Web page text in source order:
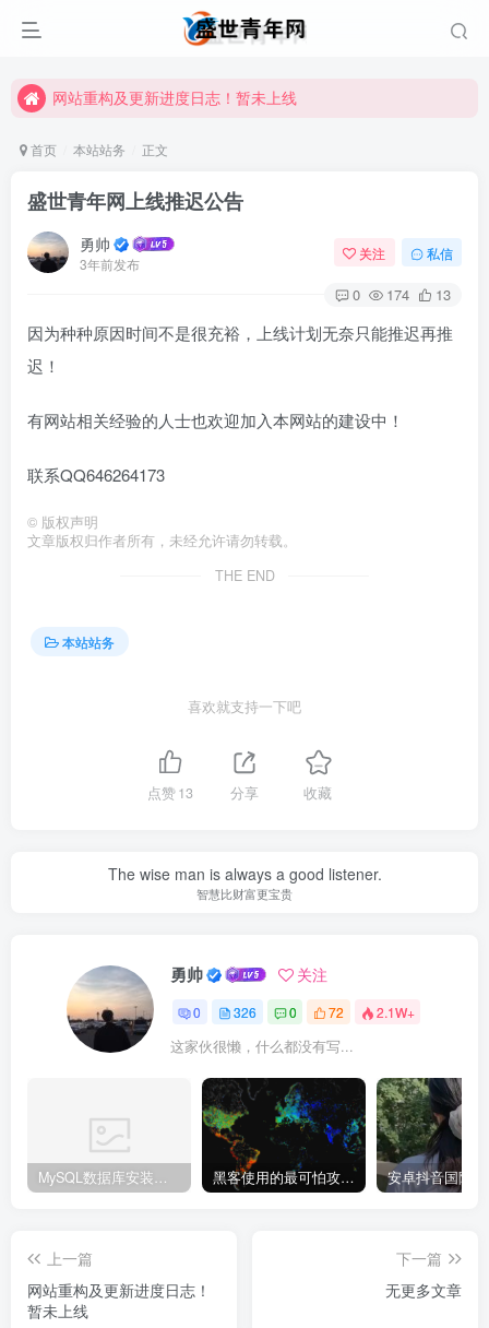
网站重构及更新进度日志！暂未上线
网站重构及更新进度日志！暂未上线
首页 本站站务 正文
盛世青年网上线推迟公告
勇帅
3年前发布
关注 私信
0 174 13
因为种种原因时间不是很充裕，上线计划无奈只能推迟再推
迟！
有网站相关经验的人士也欢迎加入本网站的建设中！
联系QQ646264173
© 版权声明
文章版权归作者所有，未经允许请勿转载。
THE END
本站站务
喜欢就支持一下吧
点赞13 分享 收藏
The wise man is always a good listener.
智慧比财富更宝贵
勇帅 关注
0 326 0 72 2.1W+
这家伙很懒，什么都没有写...
黑客使用的最可怕攻击手段有哪些?
上一篇
网站重构及更新进度日志！
暂未上线
下一篇
无更多文章